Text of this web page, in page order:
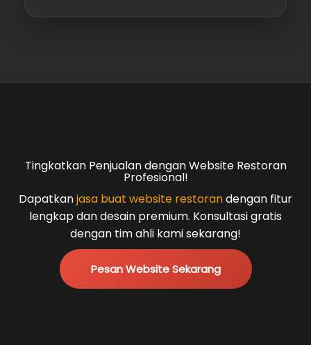
Tingkatkan Penjualan dengan Website Restoran
Profesional!
Dapatkanjasa buat website restorandengan fitur
lengkap dan desain premium. Konsultasi gratis
dengan tim ahli kami sekarang!
Pesan Website Sekarang